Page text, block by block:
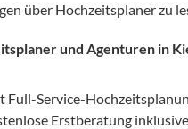
über Hochzeitsplaner zu
und Agenturen in
Full-Service-
Erstberatung